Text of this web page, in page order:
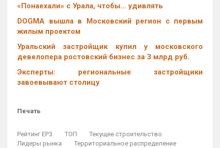
«Понаехали» с Урала, чтобы… удивлять
DOGMA вышла в Московский регион с первым
жилым проектом
Уральский застройщик купил у московского
девелопера ростовский бизнес за 3 млрд руб.
Эксперты: региональные застройщики
завоевывают столицу
Печать
Рейтинг ЕРЗ ТОП
Текущее строительство
Лидеры рынка
Территориальное распределение